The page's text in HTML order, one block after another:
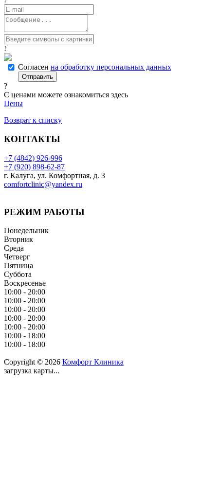
!
Согласен на обработку персональных данных
Отправить
?
С ценами можете ознакомиться здесь
Цены
Возврат к списку
КОНТАКТЫ
+7 (4842) 926-996
+7 (920) 898-62-87
г. Калуга, ул. Комфортная, д. 3
comfortclinic@yandex.ru
РЕЖИМ РАБОТЫ
Понедельник
Вторник
Среда
Четверг
Пятница
Суббота
Воскресенье
10:00 - 20:00
10:00 - 20:00
10:00 - 20:00
10:00 - 20:00
10:00 - 20:00
10:00 - 18:00
10:00 - 18:00
Copyright © 2026 Комфорт Клиника
загрузка карты...